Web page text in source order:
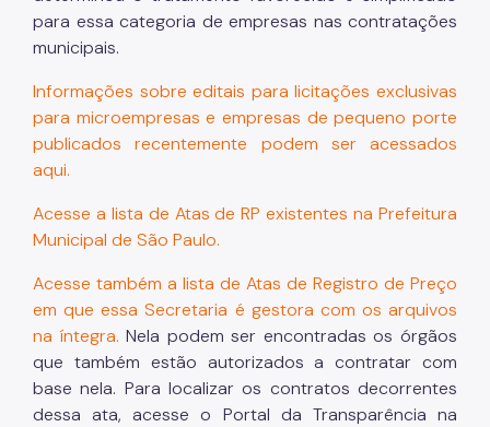
para essa categoria de empresas nas contratações
municipais.
Informações sobre editais para licitações exclusivas
para microempresas e empresas de pequeno porte
publicados recentemente podem ser acessados
aqui.
Acesse a lista de Atas de RP existentes na Prefeitura
Municipal de São Paulo.
Acesse também a lista de Atas de Registro de Preço
em que essa Secretaria é gestora com os arquivos
na íntegra. Nela podem ser encontradas os órgãos
que também estão autorizados a contratar com
base nela. Para localizar os contratos decorrentes
dessa ata, acesse o Portal da Transparência na